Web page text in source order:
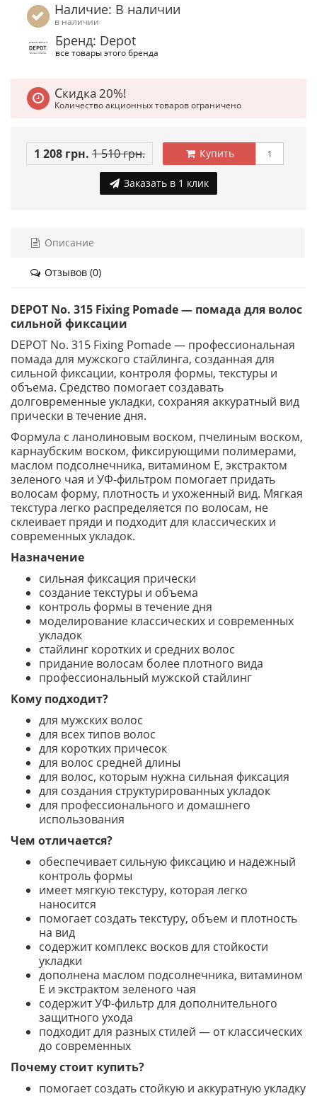
Наличие: В наличии
в наличии
Бренд: Depot
все товары этого бренда
Скидка 20%!
Количество акционных товаров ограничено
1 208 грн. 1 510 грн. Купить
Заказать в 1 клик
Описание
Отзывов (0)
DEPOT No. 315 Fixing Pomade — помада для волос
сильной фиксации
DEPOT No. 315 Fixing Pomade — профессиональная
помада для мужского стайлинга, созданная для
сильной фиксации, контроля формы, текстуры и
объема. Средство помогает создавать
долговременные укладки, сохраняя аккуратный вид
прически в течение дня.
Формула с ланолиновым воском, пчелиным воском,
карнаубским воском, фиксирующими полимерами,
маслом подсолнечника, витамином E, экстрактом
зеленого чая и УФ-фильтром помогает придать
волосам форму, плотность и ухоженный вид. Мягкая
текстура легко распределяется по волосам, не
склеивает пряди и подходит для классических и
современных укладок.
Назначение
сильная фиксация прически
создание текстуры и объема
контроль формы в течение дня
моделирование классических и современных
укладок
стайлинг коротких и средних волос
придание волосам более плотного вида
профессиональный мужской стайлинг
Кому подходит?
для мужских волос
для всех типов волос
для коротких причесок
для волос средней длины
для волос, которым нужна сильная фиксация
для создания структурированных укладок
для профессионального и домашнего
использования
Чем отличается?
обеспечивает сильную фиксацию и надежный
контроль формы
имеет мягкую текстуру, которая легко
наносится
помогает создать текстуру, объем и плотность
на вид
содержит комплекс восков для стойкости
укладки
дополнена маслом подсолнечника, витамином
E и экстрактом зеленого чая
содержит УФ-фильтр для дополнительного
защитного ухода
подходит для разных стилей — от классических
до современных
Почему стоит купить?
помогает создать стойкую и аккуратную укладку